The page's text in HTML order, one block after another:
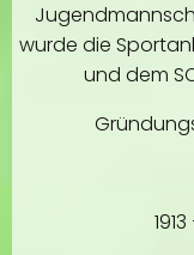
wurde die
und dem